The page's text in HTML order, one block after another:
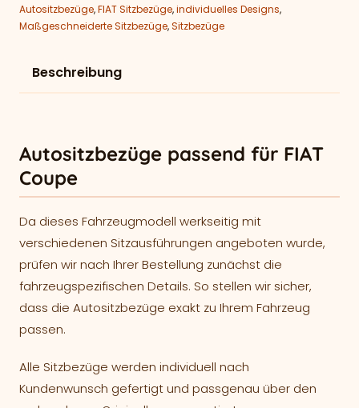
Autositzbezüge,FIAT Sitzbezüge,individuelles Designs,
Maßgeschneiderte Sitzbezüge,Sitzbezüge
Beschreibung
Autositzbezüge passend für FIAT
Coupe
Da dieses Fahrzeugmodell werkseitig mit
verschiedenen Sitzausführungen angeboten wurde,
prüfen wir nach Ihrer Bestellung zunächst die
fahrzeugspezifischen Details. So stellen wir sicher,
dass die Autositzbezüge exakt zu Ihrem Fahrzeug
passen.
Alle Sitzbezüge werden individuell nach
Kundenwunsch gefertigt und passgenau über den